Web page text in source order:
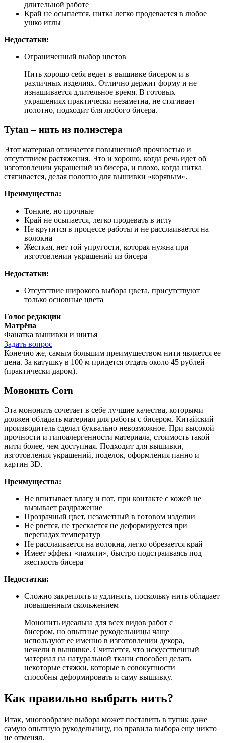
длительной работе
Край не осыпается, нитка легко продевается в любое
ушко иглы
Недостатки:
Ограниченный выбор цветов
Нить хорошо себя ведет в вышивке бисером и в
различных изделиях. Отлично держит форму и не
изнашивается длительное время. В готовых
украшениях практически незаметна, не стягивает
полотно, подходит бля любого бисера.
Tytan – нить из полиэстера
Этот материал отличается повышенной прочностью и
отсутствием растяжения. Это и хорошо, когда речь идет об
изготовлении украшений из бисера, и плохо, когда нитка
стягивается, делая полотно для вышивки «корявым».
Преимущества:
Тонкие, но прочные
Край не осыпается, легко продевать в иглу
Не крутится в процессе работы и не расслаивается на
волокна
Жесткая, нет той упругости, которая нужна при
изготовлении украшений из бисера
Недостатки:
Отсутствие широкого выбора цвета, присутствуют
только основные цвета
Голос редакции
Матрёна
Фанатка вышивки и шитья
Задать вопрос
Конечно же, самым большим преимуществом нити является ее
цена. За катушку в 100 м придется отдать около 45 рублей
(практически даром).
Мононить Corn
Эта мононить сочетает в себе лучшие качества, которыми
должен обладать материал для работы с бисером. Китайский
производитель сделал буквально невозможное. При высокой
прочности и гипоалергенности материала, стоимость такой
нити более, чем доступная. Подходит для вышивки,
изготовления украшений, поделок, оформления панно и
картин 3D.
Преимущества:
Не впитывает влагу и пот, при контакте с кожей не
вызывает раздражение
Прозрачный цвет, незаметный в готовом изделии
Не рвется, не трескается не деформируется при
перепадах температур
Не расслаивается на волокна, легко обрезается край
Имеет эффект «памяти», быстро подстраиваясь под
жесткость бисера
Недостатки:
Сложно закреплять и удлинять, поскольку нить обладает
повышенным скольжением
Мононить идеальна для всех видов работ с
бисером, но опытные рукодельницы чаще
используют ее именно в изготовлении декора,
нежели в вышивке. Считается, что искусственный
материал на натуральной ткани способен делать
некоторые стяжки, которые в совокупности
способны деформировать и саму вышивку.
Как правильно выбрать нить?
Итак, многообразие выбора может поставить в тупик даже
самую опытную рукодельницу, но правила выбора еще никто
не отменял.